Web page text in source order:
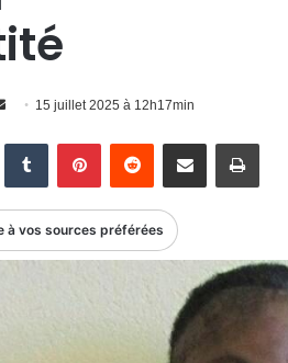
Envoyer
courriel
15 juillet 2025 à 12h17min
Tumblr PinterestReddit Partager par email
à vos sources préférées